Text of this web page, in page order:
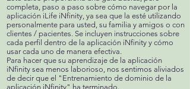
completa, paso a paso sobre cómo navegar por la
aplicación iLife iNfinity, ya sea que la esté utilizando
personalmente para usted, su familia y amigos o con
clientes / pacientes. Se incluyen instrucciones sobre
cada perfil dentro de la aplicación iNfinity y cómo
usar cada uno de manera efectiva.
Para hacer que su aprendizaje de la aplicación
iNfinity sea menos laborioso, nos sentimos aliviados
de decir que el "Entrenamiento de dominio de la
aplicación iNfinity" ha terminado.